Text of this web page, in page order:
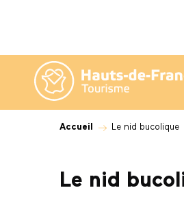
contenu
principal
Accueil Le nid bucolique
Le nid